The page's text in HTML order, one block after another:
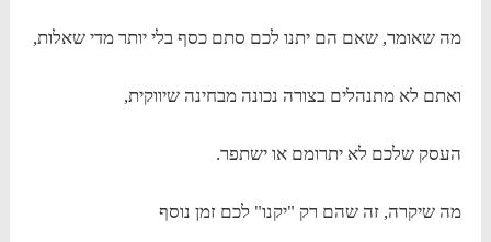
מה שאומר, שאם הם יתנו לכם סתם כסף בלי יותר מדי שאלות,
ואתם לא מתנהלים בצורה נכונה מבחינה שיווקית,
העסק שלכם לא יתרומם או ישתפר.
מה שיקרה, זה שהם רק "יקנו" לכם זמן נוסף